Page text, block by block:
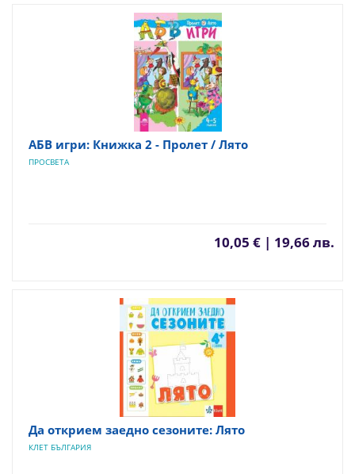
АБВ игри: Книжка 2 - Пролет / Лято
ПРОСВЕТА
10,05 € | 19,66 лв.
Да открием заедно сезоните: Лято
КЛЕТ БЪЛГАРИЯ